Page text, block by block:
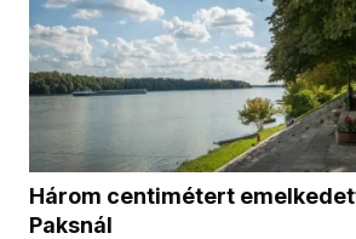
Három centimétert
Paksnál